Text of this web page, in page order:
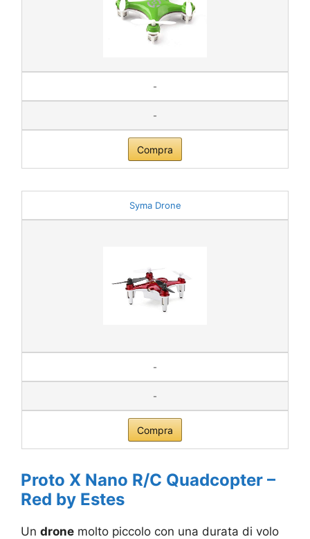
-
-
Compra
Syma Drone
-
-
Compra
Proto X Nano R/C Quadcopter –
Red by Estes
Un drone molto piccolo con una durata di volo